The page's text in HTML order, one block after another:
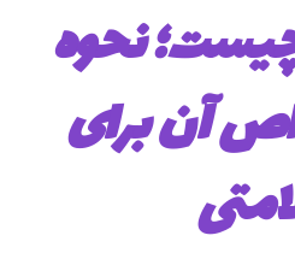
نحوه
آن برای